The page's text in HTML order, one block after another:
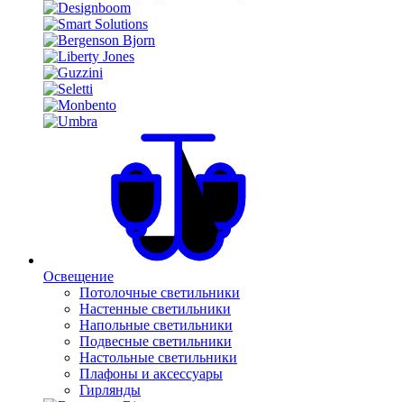
Освещение
Потолочные светильники
Настенные светильники
Напольные светильники
Подвесные светильники
Настольные светильники
Плафоны и аксессуары
Гирлянды